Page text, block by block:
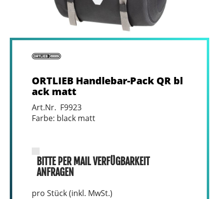
ORTLIEB Handlebar-Pack QR bl
ack matt
Art.Nr. F9923
Farbe: black matt
BITTE PER MAIL VERFÜGBARKEIT
ANFRAGEN
pro Stück (inkl. MwSt.)